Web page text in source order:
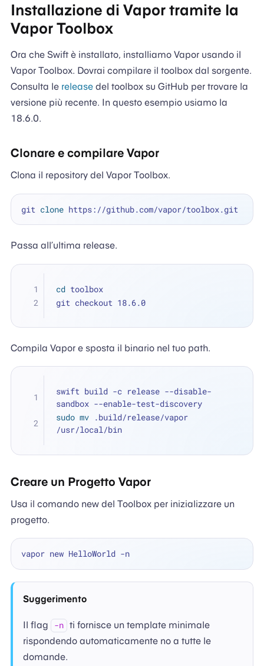
Installazione di Vapor tramite la
Vapor Toolbox
Ora che Swift è installato, installiamo Vapor usando il
Vapor Toolbox. Dovrai compilare il toolbox dal sorgente.
Consulta le releasedel toolbox su GitHub per trovare la
versione più recente. In questo esempio usiamo la
18.6.0.
Clonare e compilare Vapor
Clona il repository del Vapor Toolbox.
git clone
Passa all’ultima release.
cd toolbox
git checkout 18.6.0
Compila Vapor e sposta il binario nel tuo path.
swift build -c release --disable-
sandbox --enable-test-discovery
sudo mv .build/release/vapor
/usr/local/bin
Creare un Progetto Vapor
Usa il comando new del Toolbox per inizializzare un
progetto.
Suggerimento
Il flag -n ti fornisce un template minimale
rispondendo automaticamente no a tutte le
domande.